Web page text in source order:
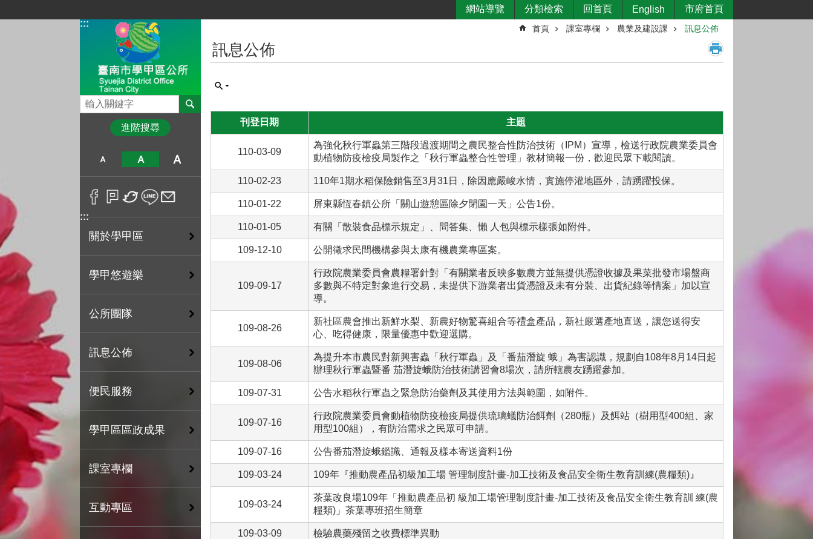
:::
網站導覽 分類檢索 回首頁 English 市府首頁
搜尋
進階搜尋
:::
關於學甲區
學甲悠遊樂
公所團隊
訊息公佈
便民服務
學甲區區政成果
課室專欄
互動專區
首頁 課室專欄 農業及建設課 訊息公佈
訊息公佈
刊登日期 主題
110-03-09
為強化秋行軍蟲第三階段過渡期間之農民整合性防治技術（IPM）宣導，檢送行政院農業委員會
動植物防疫檢疫局製作之「秋行軍蟲整合性管理」教材簡報一份，歡迎民眾下載閱讀。
110-02-23 110年1期水稻保險銷售至3月31日，除因應嚴峻水情，實施停灌地區外，請踴躍投保。
110-01-22 屏東縣恆春鎮公所「關山遊憩區除夕閉園一天」公告1份。
110-01-05 有關「散裝食品標示規定」、問答集、懶 人包與標示樣張如附件。
109-12-10 公開徵求民間機構參與太康有機農業專區案。
109-09-17
行政院農業委員會農糧署針對「有關業者反映多數農方並無提供憑證收據及果菜批發市場盤商
多數與不特定對象進行交易，未提供下游業者出貨憑證及未有分裝、出貨紀錄等情案」加以宣
導。
109-08-26
新社區農會推出新鮮水梨、新農好物驚喜組合等禮盒產品，新社嚴選產地直送，讓您送得安
心、吃得健康，限量優惠中歡迎選購。
109-08-06
為提升本市農民對新興害蟲「秋行軍蟲」及「番茄潛旋 蛾」為害認識，規劃自108年8月14日起
辦理秋行軍蟲暨番 茄潛旋蛾防治技術講習會8場次，請所轄農友踴躍參加。
109-07-31 公告水稻秋行軍蟲之緊急防治藥劑及其使用方法與範圍，如附件。
109-07-16
行政院農業委員會動植物防疫檢疫局提供琉璃蟻防治餌劑（280瓶）及餌站（樹用型400組、家
用型100組），有防治需求之民眾可申請。
109-07-16 公告番茄潛旋蛾鑑識、通報及樣本寄送資料1份
109-03-24 109年『推動農產品初級加工場 管理制度計畫-加工技術及食品安全衛生教育訓練(農糧類)』
109-03-24
茶葉改良場109年「推動農產品初 級加工場管理制度計畫-加工技術及食品安全衛生教育訓 練(農
糧類)」茶葉專班招生簡章
109-03-09 檢驗農藥殘留之收費標準異動